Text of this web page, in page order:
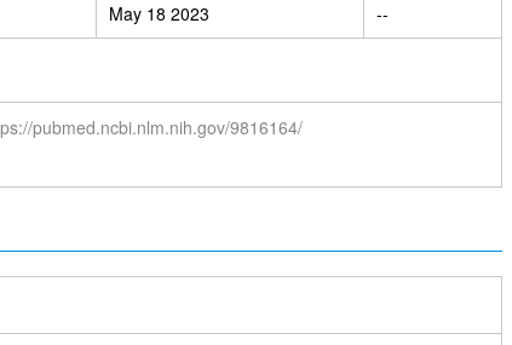
May 18 2023 --
pubmed.ncbi.nlm.nih.gov/9816164/